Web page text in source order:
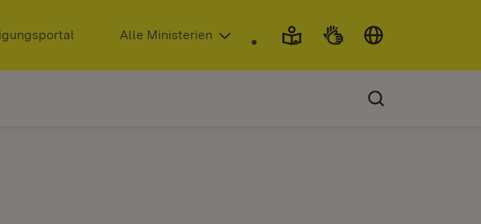
Fenster) (Öffnet in neuem Fenster)
Alle Ministerien